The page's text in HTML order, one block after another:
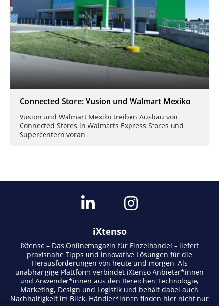
Connected Store: Vusion und Walmart Mexiko
Vusion und Walmart Mexiko treiben Ausbau von
Connected Stores in Walmarts Express Stores und
Supercentern voran
iXtenso
iXtenso – Das Onlinemagazin für Einzelhandel – liefert
praxisnahe Tipps und innovative Lösungen für die
Herausforderungen von heute und morgen. Als
unabhängige Plattform verbindet iXtenso Anbieter*innen
und Anwender*innen aus den Bereichen Technologie,
Marketing, Design und Logistik und behält dabei auch
Nachhaltigkeit im Blick. Händler*innen finden hier nicht nur